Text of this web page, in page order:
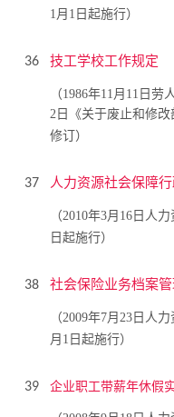
1月1日起施行）
36 技工学校工作规定
（1986年11月11日劳
2日《关于废止和修改
修订）
37 人力资源社会保障
（2010年3月16日人
日起施行）
38 社会保险业务档案管
（2009年7月23日人
月1日起施行）
39 企业职工带薪年休假